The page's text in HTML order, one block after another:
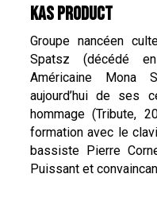
KAS PRODUCT
Groupe nancéen
Spatsz (décédé
Américaine Mona
aujourd’hui de ses
hommage (Tribute,
formation avec le
bassiste Pierre
Puissant et